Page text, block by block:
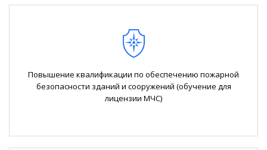
Повышение квалификации по обеспечению пожарной
безопасности зданий и сооружений (обучение для
лицензии МЧС)